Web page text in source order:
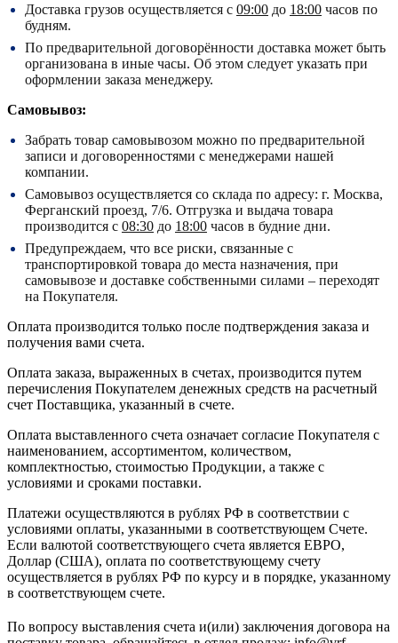
Доставка грузов осуществляется с 09:00 до 18:00 часов по
будням.
По предварительной договорённости доставка может быть
организована в иные часы. Об этом следует указать при
оформлении заказа менеджеру.
Самовывоз:
Забрать товар самовывозом можно по предварительной
записи и договоренностями с менеджерами нашей
компании.
Самовывоз осуществляется со склада по адресу: г. Москва,
Ферганский проезд, 7/6. Отгрузка и выдача товара
производится с 08:30 до 18:00 часов в будние дни.
Предупреждаем, что все риски, связанные с
транспортировкой товара до места назначения, при
самовывозе и доставке собственными силами – переходят
на Покупателя.
Оплата производится только после подтверждения заказа и
получения вами счета.
Оплата заказа, выраженных в счетах, производится путем
перечисления Покупателем денежных средств на расчетный
счет Поставщика, указанный в счете.
Оплата выставленного счета означает согласие Покупателя с
наименованием, ассортиментом, количеством,
комплектностью, стоимостью Продукции, а также с
условиями и сроками поставки.
Платежи осуществляются в рублях РФ в соответствии с
условиями оплаты, указанными в соответствующем Счете.
Если валютой соответствующего счета является ЕВРО,
Доллар (США), оплата по соответствующему cчету
осуществляется в рублях РФ по курсу и в порядке, указанному
в соответствующем cчете.
По вопросу выставления счета и(или) заключения договора на